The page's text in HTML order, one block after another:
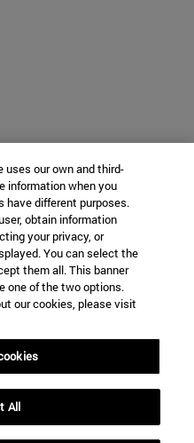
our own and third-
information when you
have different purposes.
obtain information
your privacy, or
You can select the
them all. This banner
one of the two options.
our cookies, please visit
All